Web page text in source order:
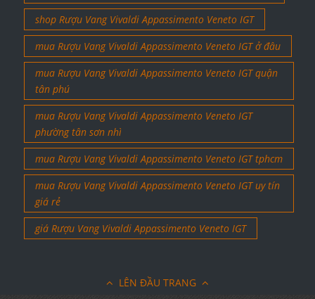
shop Rượu Vang Vivaldi Appassimento Veneto IGT
mua Rượu Vang Vivaldi Appassimento Veneto IGT ở đâu
mua Rượu Vang Vivaldi Appassimento Veneto IGT quận
tân phú
mua Rượu Vang Vivaldi Appassimento Veneto IGT
phường tân sơn nhì
mua Rượu Vang Vivaldi Appassimento Veneto IGT tphcm
mua Rượu Vang Vivaldi Appassimento Veneto IGT uy tín
giá rẻ
giá Rượu Vang Vivaldi Appassimento Veneto IGT
LÊN ĐẦU TRANG